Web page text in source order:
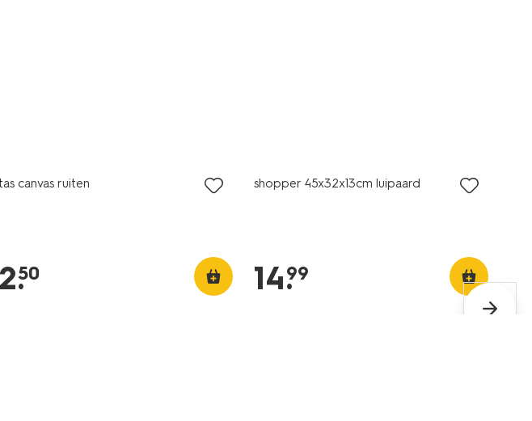
tas canvas ruiten
2.
50
shopper 45x32x13cm luipaard
14.
99